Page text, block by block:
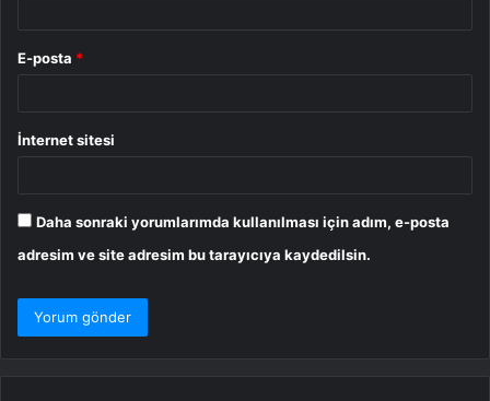
E-posta *
İnternet sitesi
Daha sonraki yorumlarımda kullanılması için adım, e-posta
adresim ve site adresim bu tarayıcıya kaydedilsin.